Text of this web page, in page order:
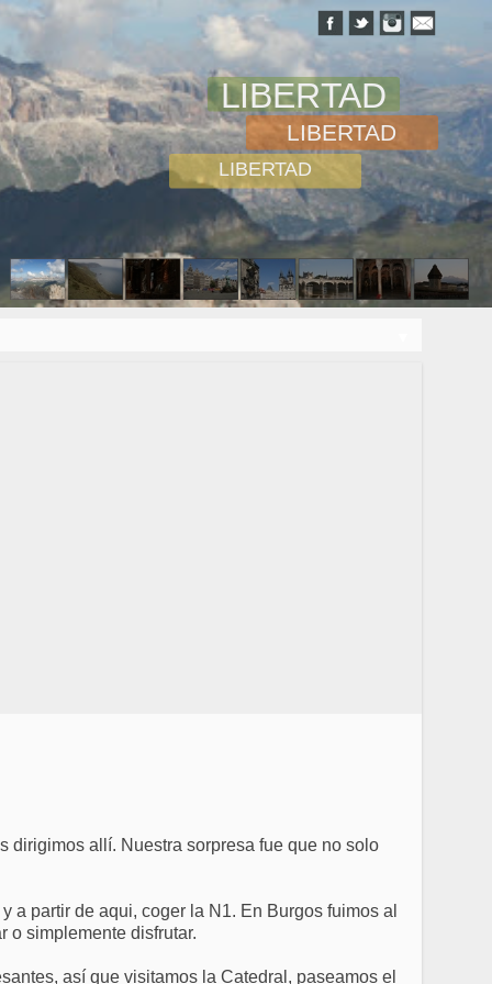
LIBERTAD
LIBERTAD
LIBERTAD
dirigimos allí. Nuestra sorpresa fue que no solo
a partir de aqui, coger la N1. En Burgos fuimos al
o simplemente disfrutar.
así que visitamos la Catedral, paseamos el